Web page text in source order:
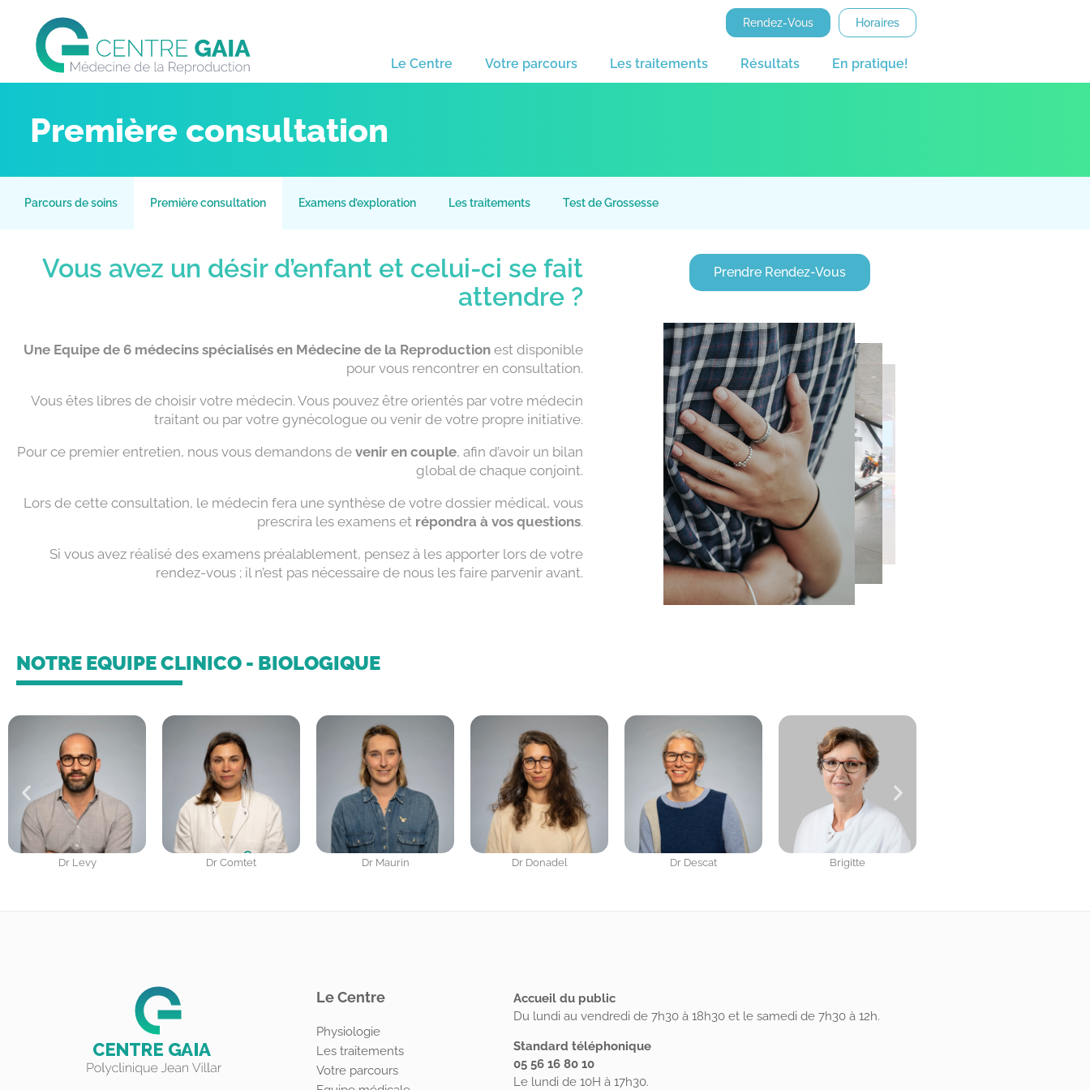
Rendez-Vous Horaires
Le Centre Votre parcours Les traitements Résultats En pratique!
Première consultation
Parcours de soins Première consultation Examens d’exploration Les traitements Test de Grossesse
Vous avez un désir d’enfant et celui-ci se fait
attendre ?
Une Equipe de 6 médecins spécialisés en Médecine de la Reproduction est disponible
pour vous rencontrer en consultation.
Vous êtes libres de choisir votre médecin. Vous pouvez être orientés par votre médecin
traitant ou par votre gynécologue ou venir de votre propre initiative.
Pour ce premier entretien, nous vous demandons devenir en couple, afin d’avoir un bilan
global de chaque conjoint.
Lors de cette consultation, le médecin fera une synthèse de votre dossier médical, vous
prescrira les examens et répondra à vos questions.
Si vous avez réalisé des examens préalablement, pensez à les apporter lors de votre
rendez-vous ; il n’est pas nécessaire de nous les faire parvenir avant.
Prendre Rendez-Vous
NOTRE EQUIPE CLINICO - BIOLOGIQUE
Dr Comtet Dr Maurin Dr Donadel Dr Descat Brigitte Camille
Le Centre
Physiologie
Les traitements
Votre parcours
Accueil du public
Du lundi au vendredi de 7h30 à 18h30 et le samedi de 7h30 à 12h.
Standard téléphonique
05 56 16 80 10
Le lundi de 10H à 17h30.